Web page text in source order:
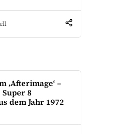
‚Afterimage‘ –
8
dem Jahr 1972